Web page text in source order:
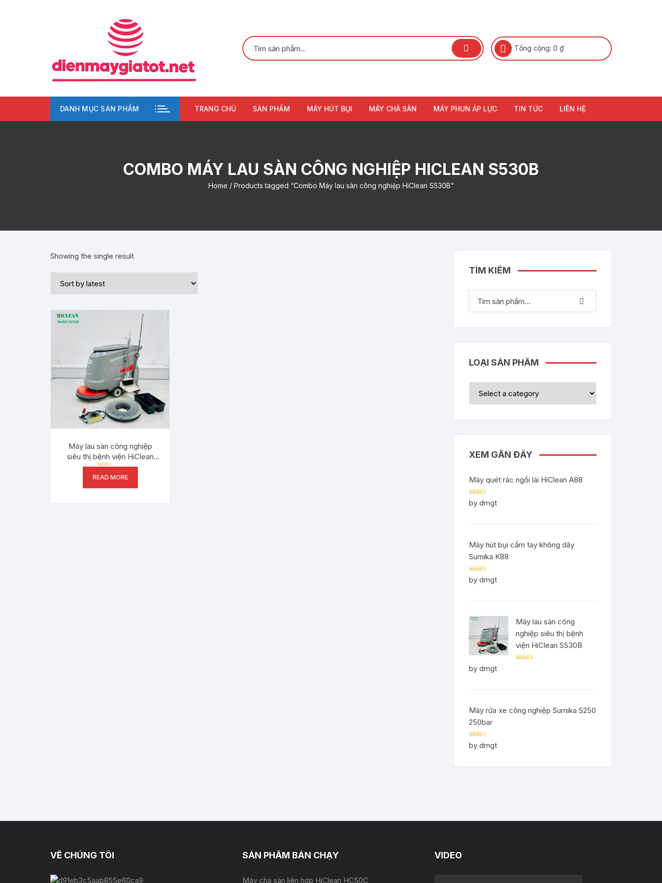
Tổng cộng: 0 ₫
DANH MỤC SẢN PHẨM TRANG CHỦ SẢN PHẨM MÁY HÚT BỤI MÁY CHÀ SÀN MÁY PHUN ÁP LỰC TIN TỨC LIÊN HỆ
COMBO MÁY LAU SÀN CÔNG NGHIỆP HICLEAN S530B
Home / Products tagged “Combo Máy lau sàn công nghiệp HiClean S530B”
Showing the single result
Máy lau sàn công nghiệp
siêu thị bệnh viện HiClean
S530B
5.00
out of 5
READ MORE
TÌM KIẾM
LOẠI SẢN PHẨM
XEM GẦN ĐÂY
Máy quét rác ngồi lái HiClean A88
Rated5out
of 5
by dmgt
Máy hút bụi cầm tay không dây
Sumika K88
Rated5out
of 5
by dmgt
Máy lau sàn công
nghiệp siêu thị bệnh
viện HiClean S530B
by dmgt
Máy rửa xe công nghiệp Sumika S250
250bar
Rated5out
of 5
by dmgt
VỀ CHÚNG TÔI SẢN PHẨM BÁN CHẠY
Máy chà sàn liên hợp HiClean HC50C
VIDEO